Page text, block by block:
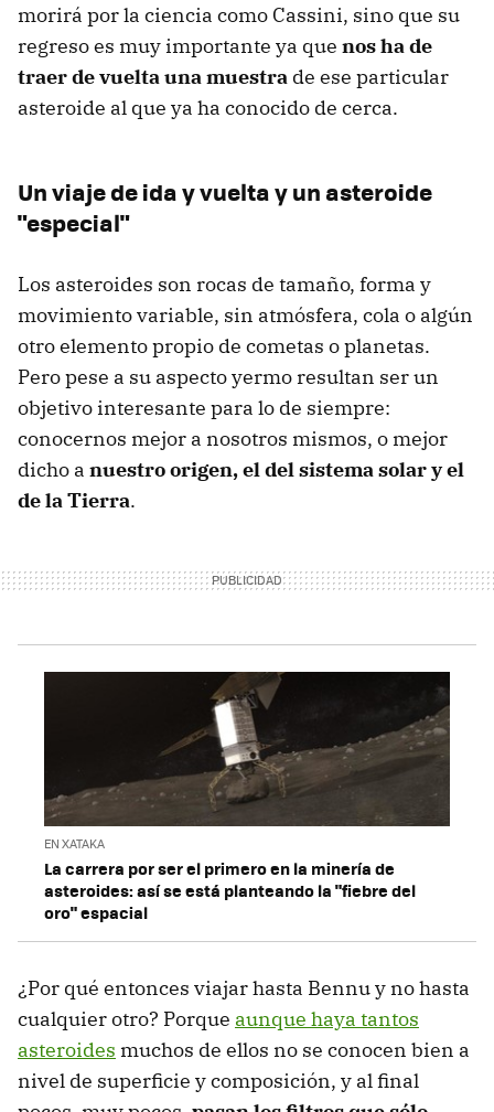
morirá por la ciencia como Cassini, sino que su
regreso es muy importante ya que nos ha de
traer de vuelta una muestra de ese particular
asteroide al que ya ha conocido de cerca.
Un viaje de ida y vuelta y un asteroide
"especial"
Los asteroides son rocas de tamaño, forma y
movimiento variable, sin atmósfera, cola o algún
otro elemento propio de cometas o planetas.
Pero pese a su aspecto yermo resultan ser un
objetivo interesante para lo de siempre:
conocernos mejor a nosotros mismos, o mejor
dicho a nuestro origen, el del sistema solar y el
de la Tierra.
EN XATAKA
La carrera por ser el primero en la minería de
asteroides: así se está planteando la "fiebre del
oro" espacial
¿Por qué entonces viajar hasta Bennu y no hasta
cualquier otro? Porque aunque haya tantos
asteroides muchos de ellos no se conocen bien a
nivel de superficie y composición, y al final